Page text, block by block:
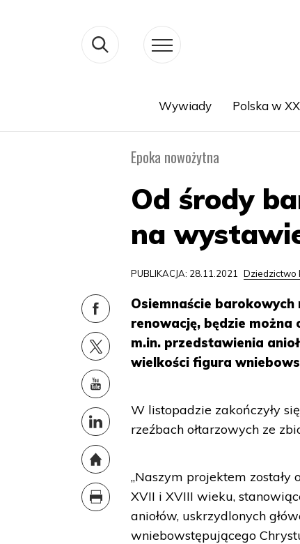
Wywiady Polska w
Epoka nowożytna
Od środy
na
PUBLIKACJA: 28.11.2021 Dziedzictwo
Osiemnaście
renowację, będzie można
m.in. przedstawienia
wielkości figura
W listopadzie zakończyły
rzeźbach ołtarzowych ze
„Naszym projektem
XVII i XVIII wieku,
aniołów, uskrzydlonych
wniebowstępującego